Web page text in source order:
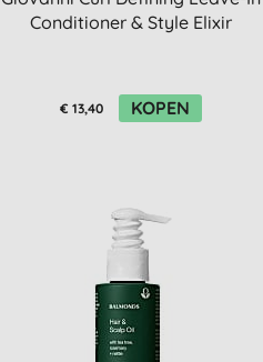
Conditioner & Style Elixir
€ 13,40 KOPEN